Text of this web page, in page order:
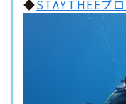
◆STAYTHEEプ